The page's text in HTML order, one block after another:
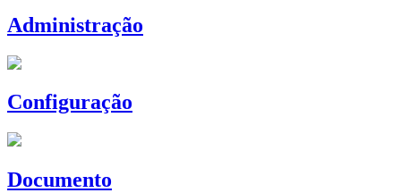
Administração
Configuração
Documento